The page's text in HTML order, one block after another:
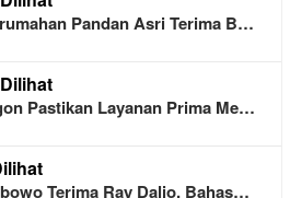
Pandan Asri Terima B…
Pastikan Layanan Prima Me…
Terima Ray Dalio, Bahas…